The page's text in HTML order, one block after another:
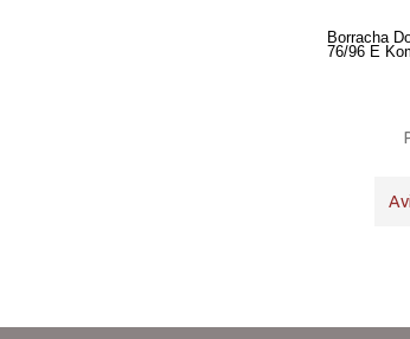
Borracha
76/96 E